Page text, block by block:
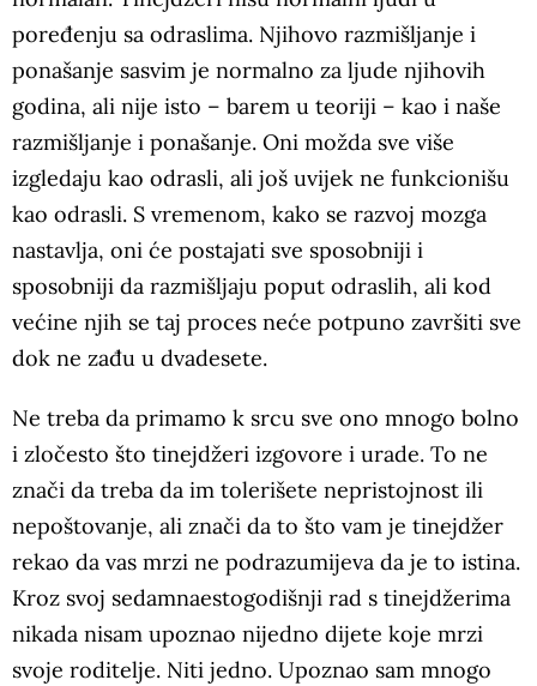
poređenju sa odraslima. Njihovo razmišljanje i
ponašanje sasvim je normalno za ljude njihovih
godina, ali nije isto – barem u teoriji – kao i naše
razmišljanje i ponašanje. Oni možda sve više
izgledaju kao odrasli, ali još uvijek ne funkcionišu
kao odrasli. S vremenom, kako se razvoj mozga
nastavlja, oni će postajati sve sposobniji i
sposobniji da razmišljaju poput odraslih, ali kod
većine njih se taj proces neće potpuno završiti sve
dok ne zađu u dvadesete.
Ne treba da primamo k srcu sve ono mnogo bolno
i zločesto što tinejdžeri izgovore i urade. To ne
znači da treba da im tolerišete nepristojnost ili
nepoštovanje, ali znači da to što vam je tinejdžer
rekao da vas mrzi ne podrazumijeva da je to istina.
Kroz svoj sedamnaestogodišnji rad s tinejdžerima
nikada nisam upoznao nijedno dijete koje mrzi
svoje roditelje. Niti jedno. Upoznao sam mnogo